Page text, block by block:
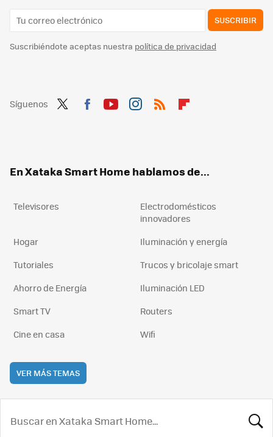
SUSCRIBIR
Suscribiéndote aceptas nuestra política de privacidad
Síguenos
En Xataka Smart Home hablamos de...
Televisores
Electrodomésticos
innovadores
Hogar
Iluminación y energía
Tutoriales
Trucos y bricolaje smart
Ahorro de Energía
Iluminación LED
Smart TV
Routers
Cine en casa
Wifi
VER MÁS TEMAS